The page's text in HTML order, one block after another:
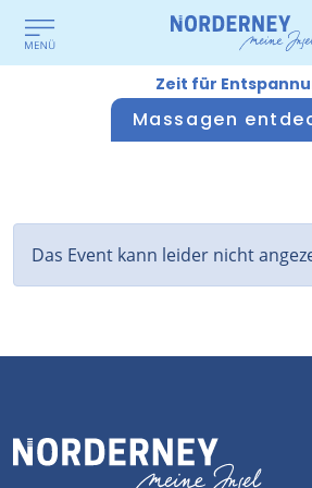
Zeit für
Massagen
Das Event kann leider nicht